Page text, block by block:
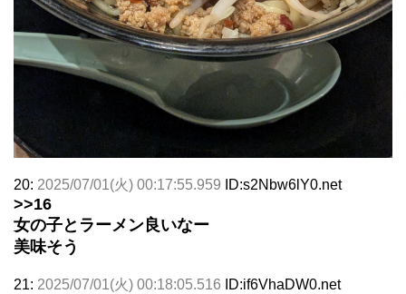
20: 2025/07/01(火) 00:17:55.959 ID:s2Nbw6lY0.net
>>16
女の子とラーメン良いなー
美味そう
21: 2025/07/01(火) 00:18:05.516 ID:if6VhaDW0.net